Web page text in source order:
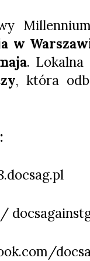
w
. Lokalna
, która